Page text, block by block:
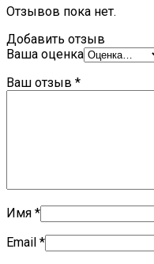
Отзывов пока нет.
Добавить отзыв
Ваша оценка
Ваш отзыв *
Имя *
Email *